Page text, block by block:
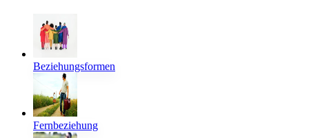
Beziehungsformen
Fernbeziehung